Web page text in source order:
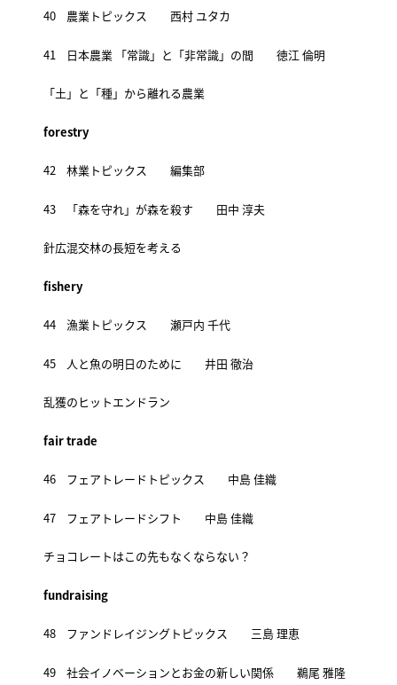
40 農業トピックス 西村 ユタカ
41 日本農業 「常識」と「非常識」の間 徳江 倫明
「土」と「種」から離れる農業
forestry
42 林業トピックス 編集部
43 「森を守れ」が森を殺す 田中 淳夫
針広混交林の長短を考える
fishery
44 漁業トピックス 瀬戸内 千代
45 人と魚の明日のために 井田 徹治
乱獲のヒットエンドラン
fair trade
46 フェアトレードトピックス 中島 佳織
47 フェアトレードシフト 中島 佳織
チョコレートはこの先もなくならない？
fundraising
48 ファンドレイジングトピックス 三島 理恵
49 社会イノベーションとお金の新しい関係 鵜尾 雅隆